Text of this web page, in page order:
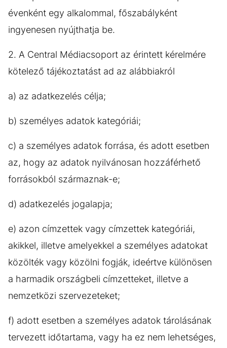
évenként egy alkalommal, főszabályként
ingyenesen nyújthatja be.
2. A Central Médiacsoport az érintett kérelmére
kötelező tájékoztatást ad az alábbiakról
a) az adatkezelés célja;
b) személyes adatok kategóriái;
c) a személyes adatok forrása, és adott esetben
az, hogy az adatok nyilvánosan hozzáférhető
forrásokból származnak-e;
d) adatkezelés jogalapja;
e) azon címzettek vagy címzettek kategóriái,
akikkel, illetve amelyekkel a személyes adatokat
közölték vagy közölni fogják, ideértve különösen
a harmadik országbeli címzetteket, illetve a
nemzetközi szervezeteket;
f) adott esetben a személyes adatok tárolásának
tervezett időtartama, vagy ha ez nem lehetséges,